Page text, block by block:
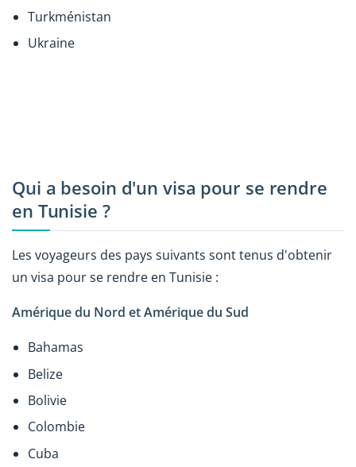
Turkménistan
Ukraine
Qui a besoin d'un visa pour se rendre
en Tunisie ?
Les voyageurs des pays suivants sont tenus d'obtenir
un visa pour se rendre en Tunisie :
Amérique du Nord et Amérique du Sud
Bahamas
Belize
Bolivie
Colombie
Cuba